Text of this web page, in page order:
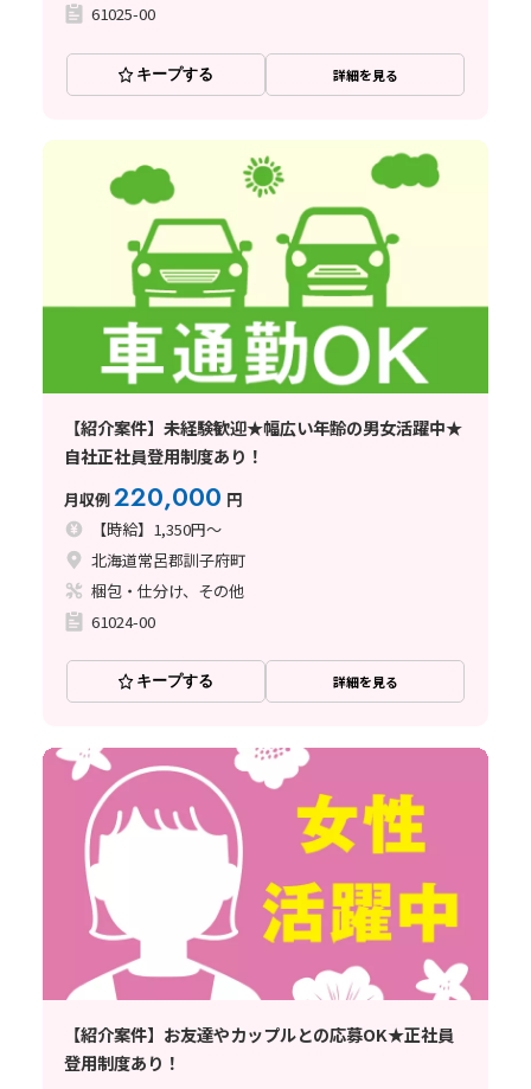
61025-00
キープする 詳細を見る
【紹介案件】未経験歓迎★幅広い年齢の男女活躍中★
自社正社員登用制度あり！
月収例220,000 円
【時給】1,350円～
北海道常呂郡訓子府町
梱包・仕分け、その他
61024-00
キープする 詳細を見る
【紹介案件】お友達やカップルとの応募OK★正社員
登用制度あり！